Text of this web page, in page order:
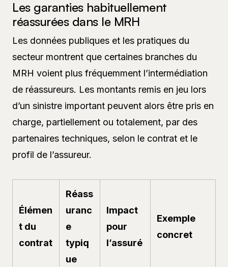
Les garanties habituellement
réassurées dans le MRH
Les données publiques et les pratiques du
secteur montrent que certaines branches du
MRH voient plus fréquemment l’intermédiation
de réassureurs. Les montants remis en jeu lors
d’un sinistre important peuvent alors être pris en
charge, partiellement ou totalement, par des
partenaires techniques, selon le contrat et le
profil de l’assureur.
Élémen
t du
contrat
Réass
uranc
e
typiq
ue
Impact
pour
l’assuré
Exemple
concret